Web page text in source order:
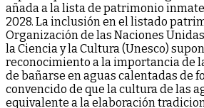
añada a la lista de patrimonio
2028. La inclusión en el listado
Organización de las Naciones
la Ciencia y la Cultura (Unesco)
reconocimiento a la importancia de
de bañarse en aguas calentadas de
convencido de que la cultura de las
equivalente a la elaboración